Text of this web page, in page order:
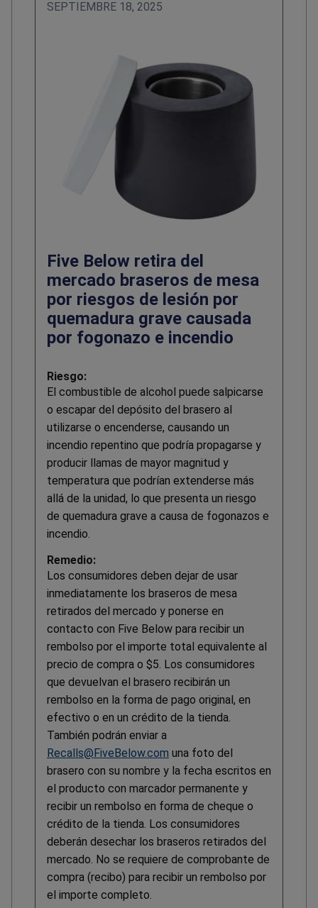
SEPTIEMBRE 18, 2025
Five Below retira del
mercado braseros de mesa
por riesgos de lesión por
quemadura grave causada
por fogonazo e incendio
Riesgo:
El combustible de alcohol puede salpicarse
o escapar del depósito del brasero al
utilizarse o encenderse, causando un
incendio repentino que podría propagarse y
producir llamas de mayor magnitud y
temperatura que podrían extenderse más
allá de la unidad, lo que presenta un riesgo
de quemadura grave a causa de fogonazos e
incendio.
Remedio:
Los consumidores deben dejar de usar
inmediatamente los braseros de mesa
retirados del mercado y ponerse en
contacto con Five Below para recibir un
rembolso por el importe total equivalente al
precio de compra o $5. Los consumidores
que devuelvan el brasero recibirán un
rembolso en la forma de pago original, en
efectivo o en un crédito de la tienda.
También podrán enviar a
Recalls@FiveBelow.com una foto del
brasero con su nombre y la fecha escritos en
el producto con marcador permanente y
recibir un rembolso en forma de cheque o
crédito de la tienda. Los consumidores
deberán desechar los braseros retirados del
mercado. No se requiere de comprobante de
compra (recibo) para recibir un rembolso por
el importe completo.